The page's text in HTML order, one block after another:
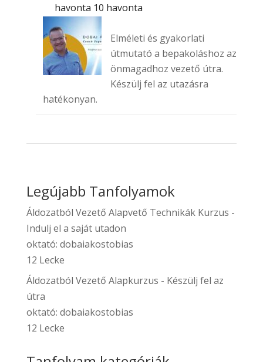
havonta 10 havonta
Elméleti és gyakorlati
útmutató a bepakoláshoz az
önmagadhoz vezető útra.
Készülj fel az utazásra
hatékonyan.
Legújabb Tanfolyamok
Áldozatból Vezető Alapvető Technikák Kurzus -
Indulj el a saját utadon
oktató: dobaiakostobias
12 Lecke
Áldozatból Vezető Alapkurzus - Készülj fel az
útra
oktató: dobaiakostobias
12 Lecke